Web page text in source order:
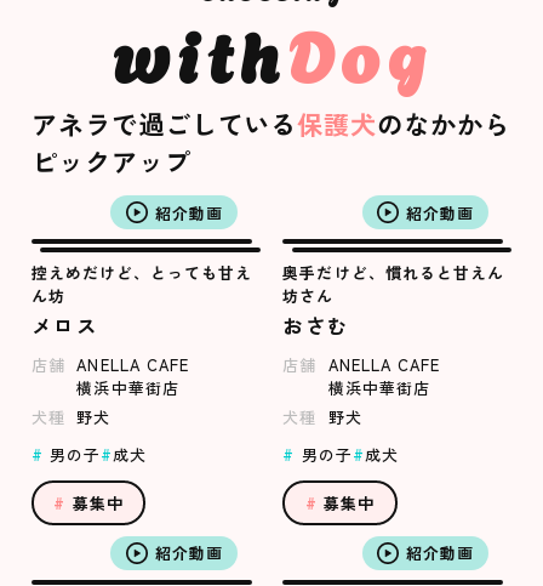
withDog
アネラで過ごしている保護犬のなかから
ピックアップ
紹介動画
控えめだけど、とっても甘え
ん坊
メロス
店舗 ANELLA CAFE
横浜中華街店
犬種
野犬
男の子
成犬
募集中
紹介動画
奥手だけど、慣れると甘えん
坊さん
おさむ
店舗 ANELLA CAFE
横浜中華街店
犬種
野犬
男の子
成犬
募集中
紹介動画 紹介動画